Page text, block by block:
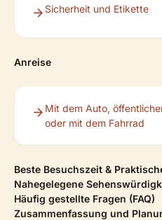
Sicherheit und Etikette
Anreise
Mit dem Auto,
oder mit dem Fahrrad
Beste Besuchszeit &
Nahegelegene
Häufig gestellte Fragen (FAQ)
Zusammenfassung und